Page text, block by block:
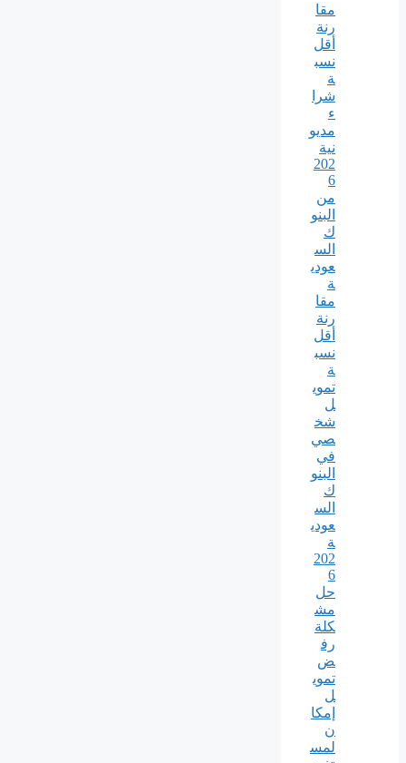
مقا
رنة
أقل
نسب
ة
شرا
ء
مديو
نية
202
6
من
البنو
ك
الس
عودي
ة
مقا
رنة
أقل
نسب
ة
تموي
ل
شخ
صي
في
البنو
ك
الس
عودي
ة
202
6
حل
مش
كلة
رف
ض
تموي
ل
إمكا
ن
لمس